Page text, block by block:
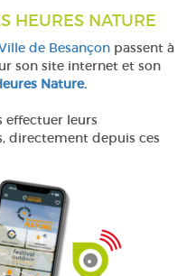
HEURES NATURE
de Besançon passent à
son site internet et son
Nature.
effectuer leurs
directement depuis ces